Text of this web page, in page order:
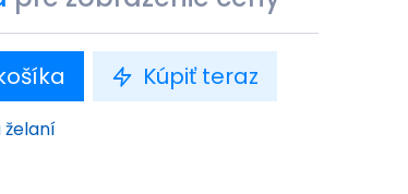
Kúpiť teraz
želaní